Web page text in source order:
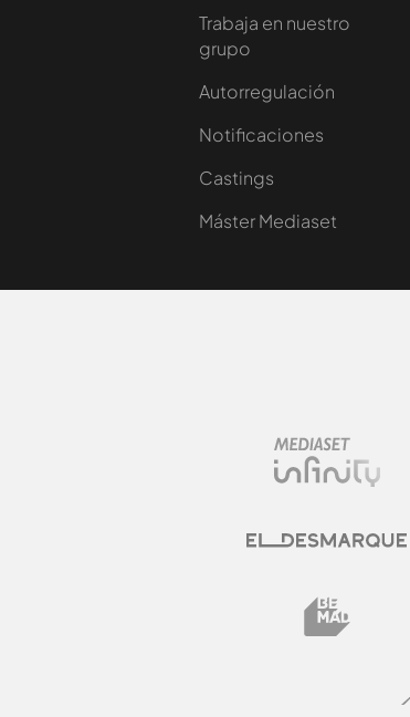
Trabaja en nuestro
grupo
Autorregulación
Notificaciones
Castings
Máster Mediaset